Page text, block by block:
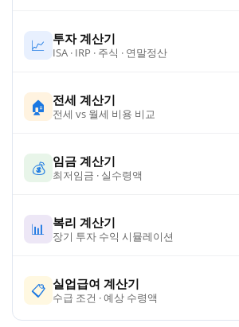
📈 투자 계산기
ISA · IRP · 주식 · 연말정산
🏠 전세 계산기
전세 vs 월세 비용 비교
💰 임금 계산기
최저임금 · 실수령액
📊 복리 계산기
장기 투자 수익 시뮬레이션
📋 실업급여 계산기
수급 조건 · 예상 수령액